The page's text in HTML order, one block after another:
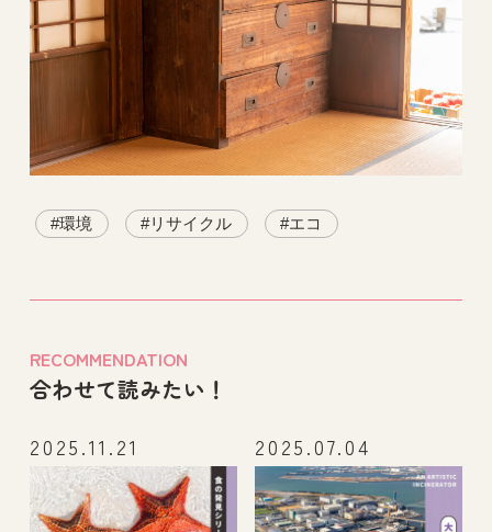
環境 リサイクル エコ
RECOMMENDATION
合わせて読みたい！
2025.11.21 2025.07.04